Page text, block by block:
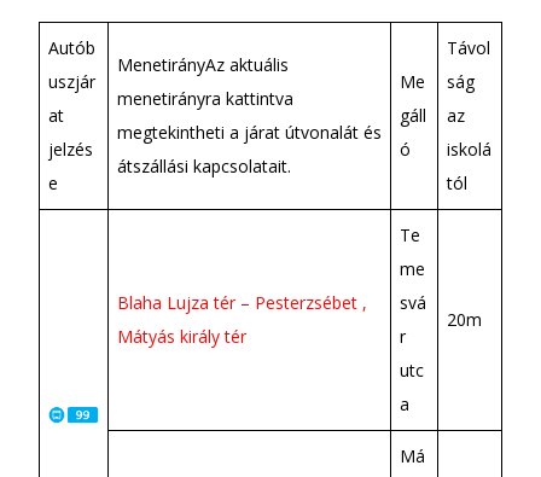
Autób
uszjár
at
jelzés
e
MenetirányAz aktuális
menetirányra kattintva
megtekintheti a járat útvonalát és
átszállási kapcsolatait.
Me
gáll
ó
Távol
ság
az
iskolá
tól
Blaha Lujza tér – Pesterzsébet ,
Mátyás király tér
Te
me
svá
r
utc
a
20m
Má